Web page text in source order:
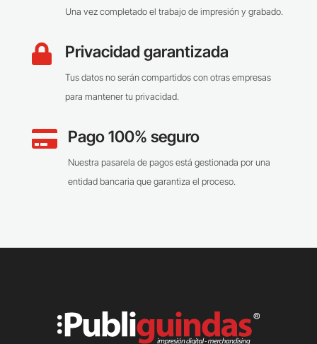
Una vez completado el trabajo de impresión y grabado.
 Privacidad garantizada
Tus datos no serán compartidos con otras empresas
para mantener tu privacidad.
 Pago 100% seguro
Nuestra pasarela de pagos está gestionada por una
entidad bancaria que garantiza el proceso.